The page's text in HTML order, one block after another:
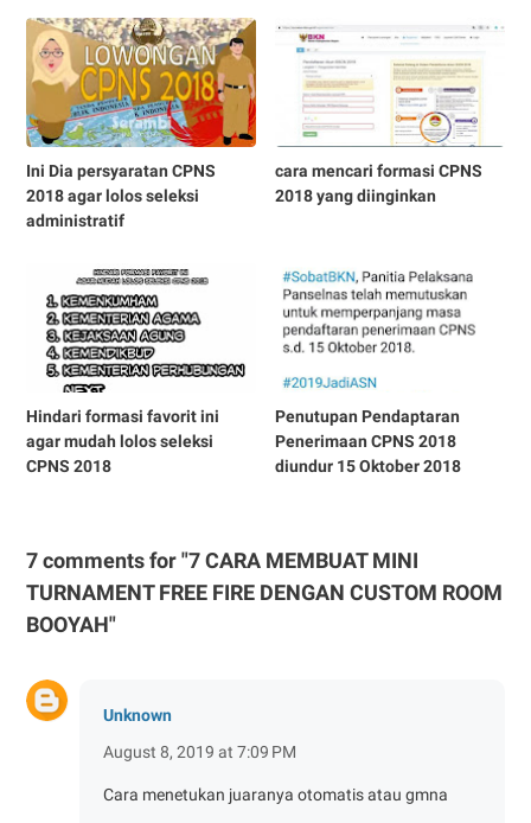
Ini Dia persyaratan CPNS
2018 agar lolos seleksi
administratif
cara mencari formasi CPNS
2018 yang diinginkan
Hindari formasi favorit ini
agar mudah lolos seleksi
CPNS 2018
Penutupan Pendaptaran
Penerimaan CPNS 2018
diundur 15 Oktober 2018
7 comments for "7 CARA MEMBUAT MINI
TURNAMENT FREE FIRE DENGAN CUSTOM ROOM
BOOYAH"
Unknown
August 8, 2019 at 7:09 PM
Cara menetukan juaranya otomatis atau gmna